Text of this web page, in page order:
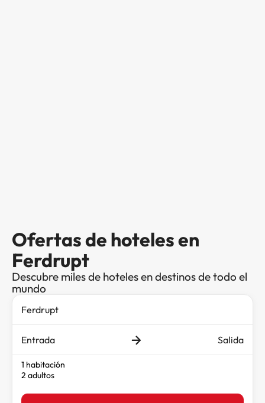
Ofertas de hoteles en
Ferdrupt
Descubre miles de hoteles en destinos de todo el
mundo
Entrada Salida
1 habitación
2 adultos